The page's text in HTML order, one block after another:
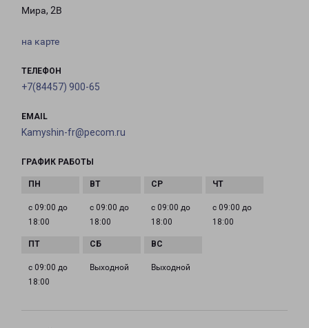
Мира, 2В
на карте
ТЕЛЕФОН
+7(84457) 900-65
EMAIL
Kamyshin-fr@pecom.ru
ГРАФИК РАБОТЫ
с 09:00 до
18:00
с 09:00 до
18:00
с 09:00 до
18:00
с 09:00 до
18:00
с 09:00 до
18:00
Выходной Выходной